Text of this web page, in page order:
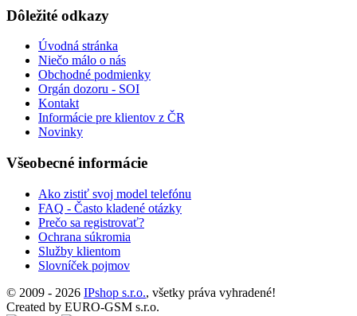
Dôležité odkazy
Úvodná stránka
Niečo málo o nás
Obchodné podmienky
Orgán dozoru - SOI
Kontakt
Informácie pre klientov z ČR
Novinky
Všeobecné informácie
Ako zistiť svoj model telefónu
FAQ - Často kladené otázky
Prečo sa registrovať?
Ochrana súkromia
Služby klientom
Slovníček pojmov
© 2009 - 2026 IPshop s.r.o., všetky práva vyhradené!
Created by EURO-GSM s.r.o.